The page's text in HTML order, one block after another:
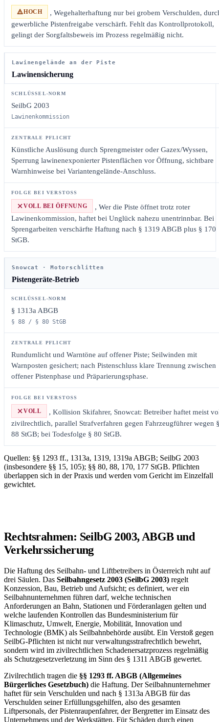
HOCH
, Wegehalterhaftung nur bei grobem Verschulden,
gewerbliche Pistenfreigabe verschärft. Fehlt das Kontrollprotokoll,
gelingt der Sorgfaltsbeweis im Prozess regelmäßig nicht.
Lawinengelände an der Piste
Lawinensicherung
SeilbG 2003
Lawinenkommission
Künstliche Auslösung durch Sprengmeister oder Gazex/Wyssen,
Sperrung lawinenexponierter Pistenflächen vor Öffnung, sichtbare
Warnhinweise bei Variantengelände-Anschluss.
VOLL BEI ÖFFNUNG
, Wer die Piste öffnet trotz roter
Lawinenkommission, haftet bei Unglück nahezu unentrinnbar. Bei
Sprengarbeiten verschärfte Haftung nach § 1319 ABGB plus § 170
StGB.
Snowcat · Motorschlitten
Pistengeräte-Betrieb
§ 1313a ABGB
§ 88 / § 80 StGB
Rundumlicht und Warntöne auf offener Piste; Seilwinden mit
Warnposten gesichert; nach Pistenschluss klare Trennung zwischen
offener Pistenphase und Präparierungsphase.
VOLL
, Kollision Skifahrer, Snowcat: Betreiber haftet meist
zivilrechtlich, parallel Strafverfahren gegen Fahrzeugführer wegen
88 StGB; bei Todesfolge § 80 StGB.
Quellen: §§ 1293 ff., 1313a, 1319, 1319a ABGB; SeilbG 2003
(insbesondere §§ 15, 105); §§ 80, 88, 170, 177 StGB. Pflichten
überlappen sich in der Praxis und werden vom Gericht im Einzelfall
gewichtet.
Rechtsrahmen: SeilbG 2003, ABGB und
Verkehrssicherung
Die Haftung des Seilbahn- und Liftbetreibers in Österreich ruht auf
drei Säulen. Das Seilbahngesetz 2003 (SeilbG 2003) regelt
Konzession, Bau, Betrieb und Aufsicht; es definiert, wer ein
Seilbahnunternehmen führen darf, welche technischen
Anforderungen an Bahn, Stationen und Förderanlagen gelten und
welche laufenden Kontrollen das Bundesministerium für
Klimaschutz, Umwelt, Energie, Mobilität, Innovation und
Technologie (BMK) als Seilbahnbehörde ausübt. Ein Verstoß gegen
SeilbG-Pflichten ist nicht nur verwaltungsstrafrechtlich bewehrt,
sondern wird im zivilrechtlichen Schadenersatzprozess regelmäßig
als Schutzgesetzverletzung im Sinn des § 1311 ABGB gewertet.
Zivilrechtlich tragen die §§ 1293 ff. ABGB (Allgemeines
Bürgerliches Gesetzbuch) die Haftung. Der Seilbahnunternehmer
haftet für sein Verschulden und nach § 1313a ABGB für das
Verschulden seiner Erfüllungsgehilfen, also des gesamten
Liftpersonals, der Pistenraupenfahrer, der Bergretter im Einsatz des
Unternehmens und der Werkstätten. Für Schäden durch einen